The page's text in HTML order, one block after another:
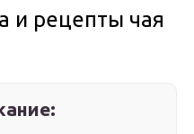
и рецепты чая